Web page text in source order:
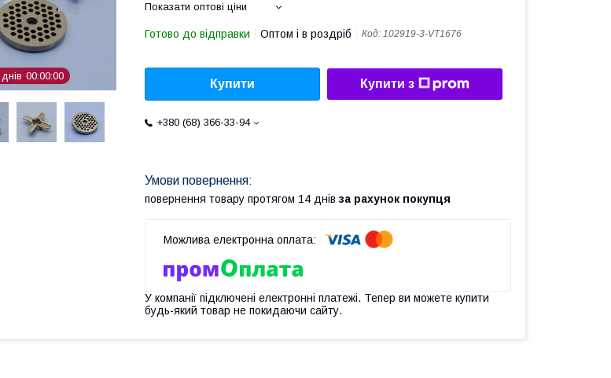
днів 00 00 00
Показати оптові ціни
Готово до відправки Оптом і в роздріб Код: 102919-3-VT1676
Купити Купити з
+380 (68) 366-33-94
повернення товару протягом 14 днів за рахунок покупця
У компанії підключені електронні платежі. Тепер ви можете купити
будь-який товар не покидаючи сайту.